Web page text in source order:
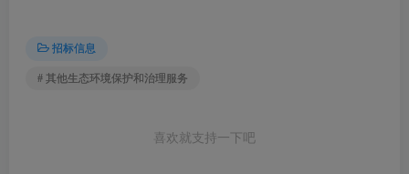
招标信息
# 其他生态环境保护和治理服务
喜欢就支持一下吧